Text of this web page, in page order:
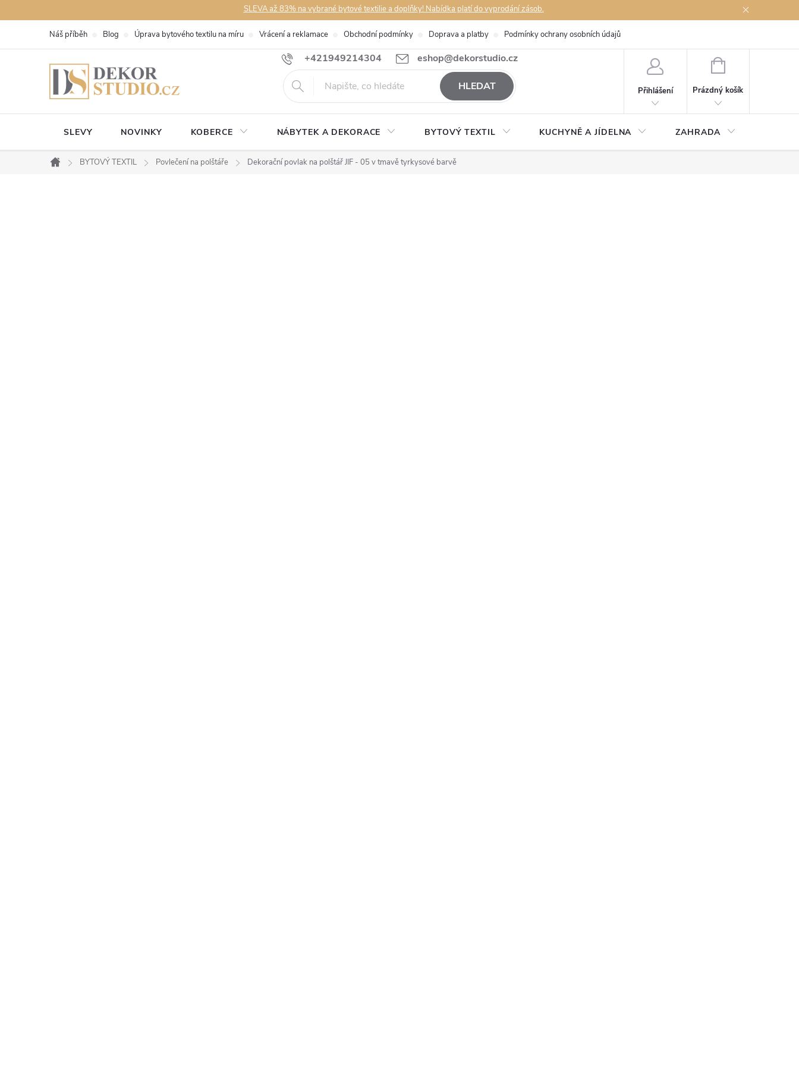
na
SLEVA až 83% na vybrané bytové textilie a doplňky! Nabídka platí do vyprodání zásob.
+421949214304 eshop@dekorstudio.cz
Náš příběh Blog Úprava bytového textilu na míru Vrácení a reklamace Obchodní podmínky Doprava a platby Podmínky ochrany osobních údajů
HLEDAT Přihlášení
NÁKUPNÍ
Prázdný košík
SLEVY NOVINKY KOBERCE NÁBYTEK A DEKORACE BYTOVÝ TEXTIL KUCHYNĚ A JÍDELNA ZAHRADA
Domů
BYTOVÝ TEXTIL Povlečení na polštáře Dekorační povlak na polštář JIF - 05 v tmavě tyrkysové barvě